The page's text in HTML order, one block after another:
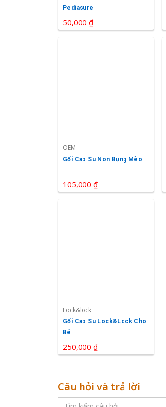
Pediasure
50,000 ₫
OEM
Gối Cao Su Non Bụng Mèo
105,000 ₫
Lock&lock
Gối Cao Su Lock&lock Cho
Bé
250,000 ₫
Câu hỏi và trả lời